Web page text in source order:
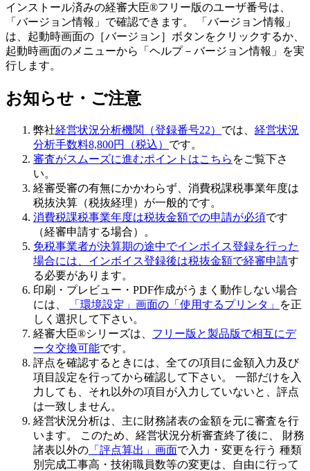
インストール済みの経審大臣®フリー版のユーザ番号は、
「バージョン情報」で確認できます。 「バージョン情報」
は、起動時画面の［バージョン］ボタンをクリックするか、
起動時画面のメニューから「ヘルプ－バージョン情報」を実
行します。
お知らせ・ご注意
弊社経営状況分析機関（登録番号22） では、 経営状況
分析手数料8,800円（税込） です。
審査がスムーズに進むポイントはこちら をご覧下さ
い。
経審受審の有無にかかわらず、 消費税課税事業年度は
税抜決算（税抜経理） が一般的です。
消費税課税事業年度は税抜金額での申請が必須です
（経審申請する場合）。
免税事業者が決算期の途中でインボイス登録を行った
場合には、インボイス登録後は税抜金額で経審申請す
る必要があります。
印刷・プレビュー・PDF作成がうまく動作しない場合
には、
「環境設定」画面の「使用するプリンタ」
を正
しく選択して下さい。
経審大臣®シリーズは、 フリー版と製品版で相互にデ
ータ交換可能です。
評点を確認するときには、全ての項目に金額入力及び
項目設定を行ってから確認して下さい。 一部だけを入
力しても、それ以外の項目が入力していないと、評点
は一致しません。
経営状況分析は、主に財務諸表の金額を元に審査を行
います。 このため、 経営状況分析審査終了後に、 財務
諸表以外の 「評点算出」画面で入力・変更を行う 種類
別完成工事高・技術職員数等の変更は、自由に行って